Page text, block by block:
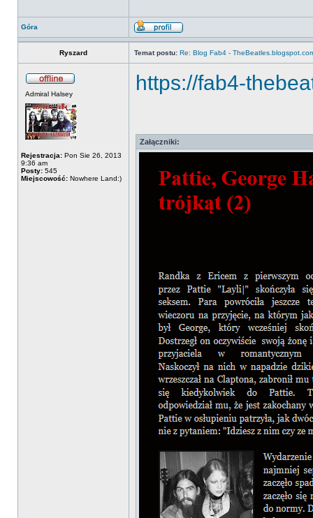
Góra
Ryszard Temat postu: Re: Blog Fab4 -
Admiral Halsey
Rejestracja: Pon Sie 26, 2013
9:36 am
Posty: 545
Miejscowość: Nowhere Land:)
https://fab4-
Załączniki: